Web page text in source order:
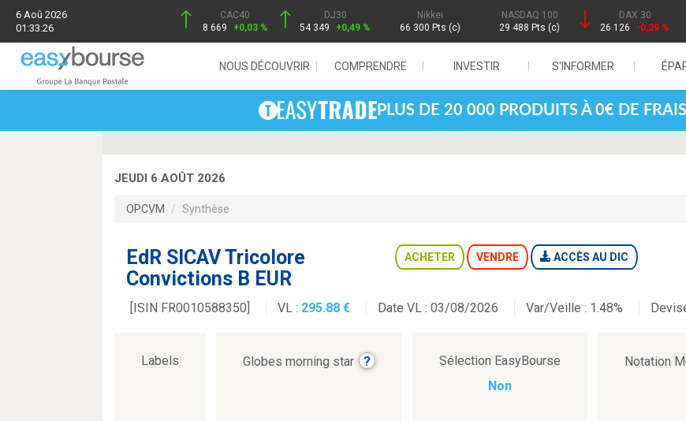
6 Aoû 2026
01:33:26
CAC40
8 669
+0,03 %
DJ30
54 349
+0,49 %
Nikkei
66 300 Pts (c)
NASDAQ 100
29 488 Pts (c)
DAX 30
26 126
-0,29 %
NOUS DÉCOUVRIR COMPRENDRE INVESTIR S'INFORMER
PLUS DE 20 000 PRODUITS À 0€ DE
JEUDI 6 AOÛT 2026
OPCVM Synthèse
EdR SICAV Tricolore
Convictions B EUR
ACHETER VENDRE ACCÈS AU DIC
[ISIN FR0010588350] VL : 295.88 Date VL : 03/08/2026 Var/Veille : 1.48%
Labels Globes morning star ?
Sélection EasyBourse
Non
Notation